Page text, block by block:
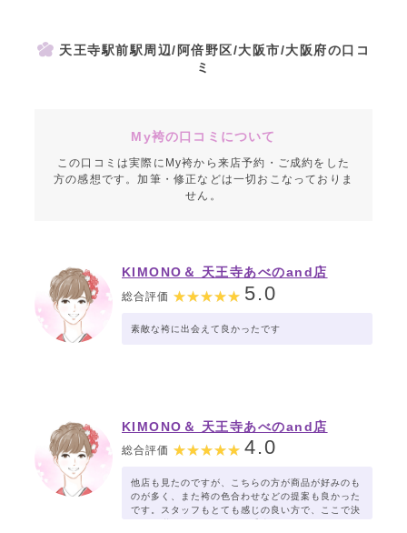
天王寺駅前駅周辺/阿倍野区/大阪市/大阪府の口コ
ミ
My袴の口コミについて
この口コミは実際にMy袴から来店予約・ご成約をした
方の感想です。加筆・修正などは一切おこなっておりま
せん。
KIMONO＆ 天王寺あべのand店
総合評価 5.0
素敵な袴に出会えて良かったです
KIMONO＆ 天王寺あべのand店
総合評価 4.0
他店も見たのですが、こちらの方が商品が好みのも
のが多く、また袴の色合わせなどの提案も良かった
です。スタッフもとても感じの良い方で、ここで決